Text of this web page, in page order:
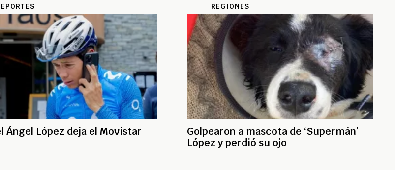
Ángel López deja el Movistar
REGIONES
Golpearon a mascota de ‘Supermán’
López y perdió su ojo